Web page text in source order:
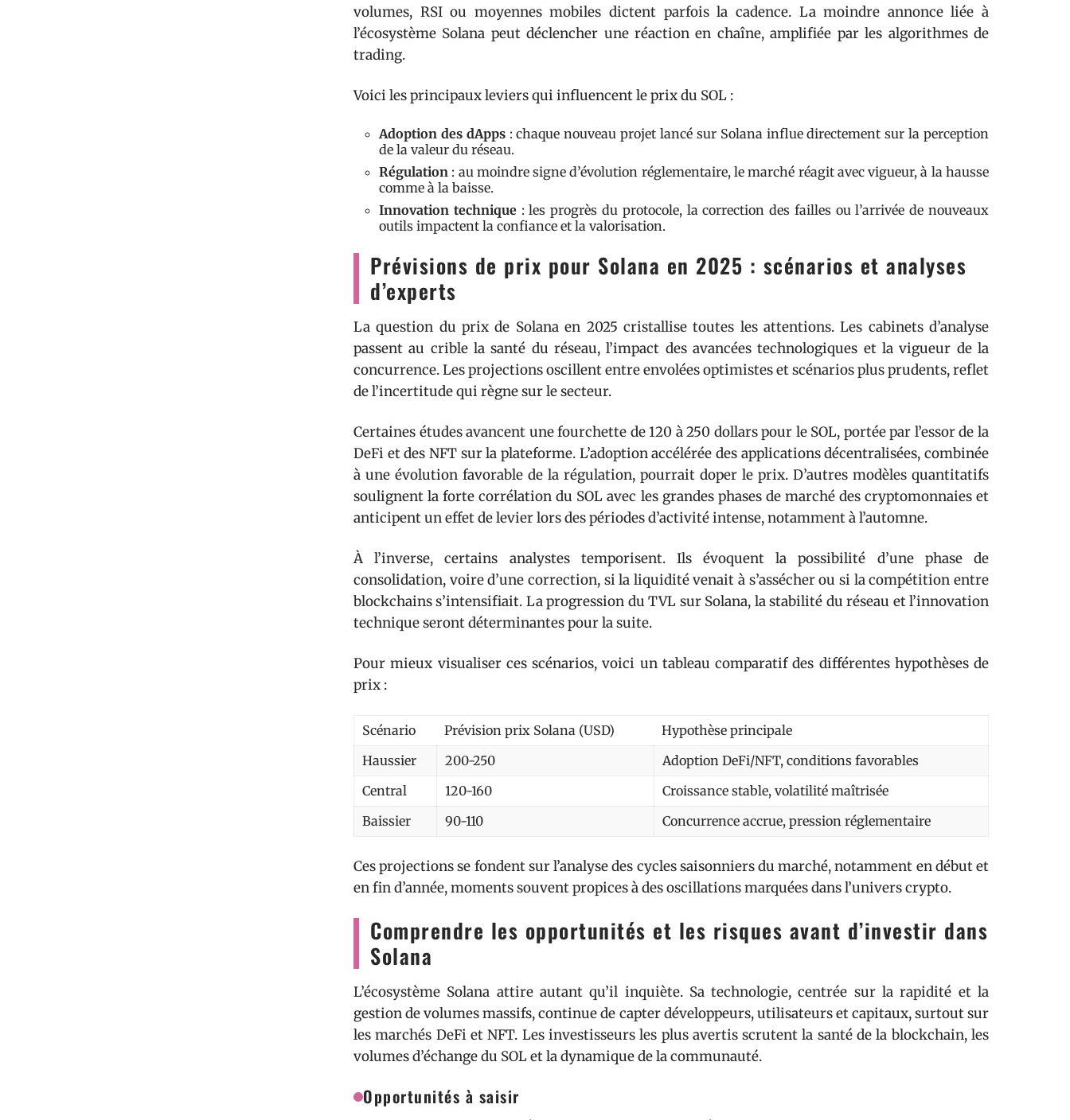
volumes, RSI ou moyennes mobiles dictent parfois la cadence. La moindre annonce liée à
l’écosystème Solana peut déclencher une réaction en chaîne, amplifiée par les algorithmes de
trading.
Voici les principaux leviers qui influencent le prix du SOL :
Adoption des dApps: chaque nouveau projet lancé sur Solana influe directement sur la perception
de la valeur du réseau.
Régulation : au moindre signe d’évolution réglementaire, le marché réagit avec vigueur, à la hausse
comme à la baisse.
Innovation technique: les progrès du protocole, la correction des failles ou l’arrivée de nouveaux
outils impactent la confiance et la valorisation.
Prévisions de prix pour Solana en 2025 : scénarios et analyses
d’experts
La question du prix de Solana en 2025 cristallise toutes les attentions. Les cabinets d’analyse
passent au crible la santé du réseau, l’impact des avancées technologiques et la vigueur de la
concurrence. Les projections oscillent entre envolées optimistes et scénarios plus prudents, reflet
de l’incertitude qui règne sur le secteur.
Certaines études avancent une fourchette de 120 à 250 dollars pour le SOL, portée par l’essor de la
DeFi et des NFT sur la plateforme. L’adoption accélérée des applications décentralisées, combinée
à une évolution favorable de la régulation, pourrait doper le prix. D’autres modèles quantitatifs
soulignent la forte corrélation du SOL avec les grandes phases de marché des cryptomonnaies et
anticipent un effet de levier lors des périodes d’activité intense, notamment à l’automne.
À l’inverse, certains analystes temporisent. Ils évoquent la possibilité d’une phase de
consolidation, voire d’une correction, si la liquidité venait à s’assécher ou si la compétition entre
blockchains s’intensifiait. La progression du TVL sur Solana, la stabilité du réseau et l’innovation
technique seront déterminantes pour la suite.
Pour mieux visualiser ces scénarios, voici un tableau comparatif des différentes hypothèses de
prix :
Scénario Prévision prix Solana (USD)
Hypothèse principale
Haussier
200-250
Adoption DeFi/NFT, conditions favorables
Central
120-160
Croissance stable, volatilité maîtrisée
Baissier
90-110 Concurrence accrue, pression réglementaire
Ces projections se fondent sur l’analyse des cycles saisonniers du marché, notamment en début et
en fin d’année, moments souvent propices à des oscillations marquées dans l’univers crypto.
Comprendre les opportunités et les risques avant d’investir dans
Solana
L’écosystème Solana attire autant qu’il inquiète. Sa technologie, centrée sur la rapidité et la
gestion de volumes massifs, continue de capter développeurs, utilisateurs et capitaux, surtout sur
les marchés DeFi et NFT. Les investisseurs les plus avertis scrutent la santé de la blockchain, les
volumes d’échange du SOL et la dynamique de la communauté.
Opportunités à saisir